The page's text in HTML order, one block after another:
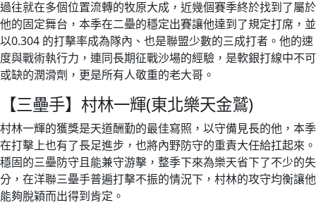
過往就在多個位置流轉的牧原大成，近幾個賽季終於找到了屬於
他的固定舞台，本季在二壘的穩定出賽讓他達到了規定打席，並
以0.304 的打擊率成為隊內、也是聯盟少數的三成打者。他的速
度與戰術執行力，連同長期征戰沙場的經驗，是軟銀打線中不可
或缺的潤滑劑，更是所有人敬重的老大哥。
【三壘手】村林一輝(東北樂天金鷲)
村林一輝的獲獎是天道酬勤的最佳寫照，以守備見長的他，本季
在打擊上也有了長足進步，也將內野防守的重責大任給扛起來。
穩固的三壘防守且能兼守游擊，整季下來為樂天省下了不少的失
分，在洋聯三壘手普遍打擊不振的情況下，村林的攻守均衡讓他
能夠脫穎而出得到肯定。